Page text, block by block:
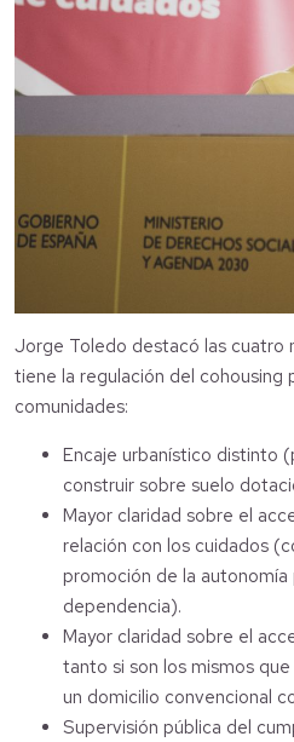
Jorge Toledo destacó las cuatro
tiene la regulación del cohousing
comunidades:
Encaje urbanístico distinto
construir sobre suelo
Mayor claridad sobre el
relación con los cuidados
promoción de la autonomía
dependencia).
Mayor claridad sobre el
tanto si son los mismos
un domicilio convencional
Supervisión pública del